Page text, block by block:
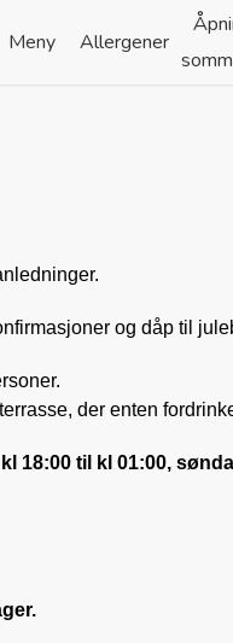
Meny Allergener
og dåp til
der enten
18:00 til kl 01:00,